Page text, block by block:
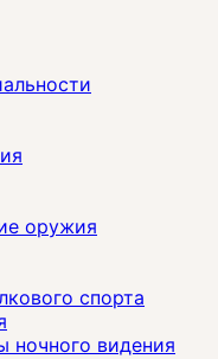
оружия
спорта
ночного видения